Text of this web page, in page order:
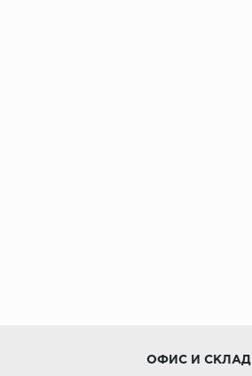
ОФИС И СКЛАД